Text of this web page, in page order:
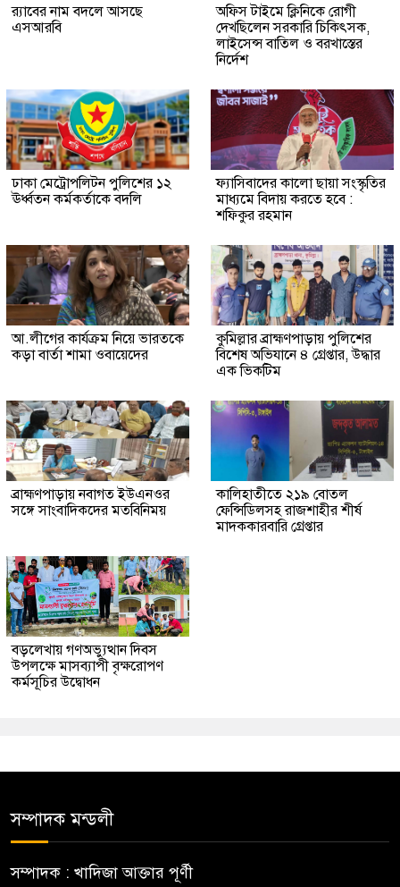
র‍্যাবের নাম বদলে আসছে
এসআরবি
অফিস টাইমে ক্লিনিকে রোগী
দেখছিলেন সরকারি চিকিৎসক,
লাইসেন্স বাতিল ও বরখাস্তের
নির্দেশ
ঢাকা মেট্রোপলিটন পুলিশের ১২
ঊর্ধ্বতন কর্মকর্তাকে বদলি
ফ্যাসিবাদের কালো ছায়া সংস্কৃতির
মাধ্যমে বিদায় করতে হবে :
শফিকুর রহমান
আ.লীগের কার্যক্রম নিয়ে ভারতকে
কড়া বার্তা শামা ওবায়েদের
কুমিল্লার ব্রাহ্মণপাড়ায় পুলিশের
বিশেষ অভিযানে ৪ গ্রেপ্তার, উদ্ধার
এক ভিকটিম
ব্রাহ্মণপাড়ায় নবাগত ইউএনওর
সঙ্গে সাংবাদিকদের মতবিনিময়
কালিহাতীতে ২১৯ বোতল
ফেন্সিডিলসহ রাজশাহীর শীর্ষ
মাদককারবারি গ্রেপ্তার
বড়লেখায় গণঅভ্যুত্থান দিবস
উপলক্ষে মাসব্যাপী বৃক্ষরোপণ
কর্মসূচির উদ্বোধন
সম্পাদক মন্ডলী
সম্পাদক : খাদিজা আক্তার পূর্ণী